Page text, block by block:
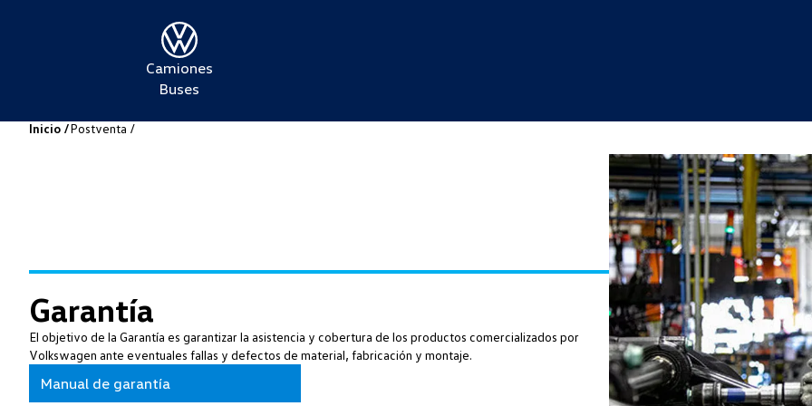
Camiones
Buses
Inicio /Postventa /
Garantía
El objetivo de la Garantía es garantizar la asistencia y cobertura de los productos comercializados por
Volkswagen ante eventuales fallas y defectos de material, fabricación y montaje.
Manual de garantía